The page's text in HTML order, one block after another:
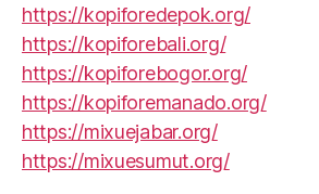
https://kopiforedepok.org/
https://kopiforebali.org/
https://kopiforebogor.org/
https://kopiforemanado.org/
https://mixuejabar.org/
https://mixuesumut.org/